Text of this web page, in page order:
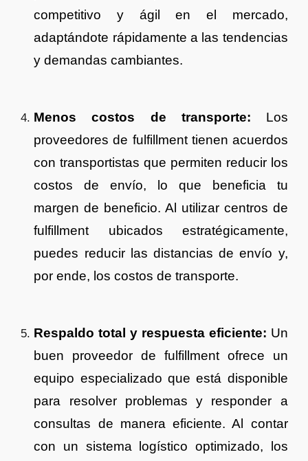
competitivo y ágil en el mercado,
adaptándote rápidamente a las tendencias
y demandas cambiantes.
Menos costos de transporte: Los
proveedores de fulfillment tienen acuerdos
con transportistas que permiten reducir los
costos de envío, lo que beneficia tu
margen de beneficio. Al utilizar centros de
fulfillment ubicados estratégicamente,
puedes reducir las distancias de envío y,
por ende, los costos de transporte.
Respaldo total y respuesta eficiente: Un
buen proveedor de fulfillment ofrece un
equipo especializado que está disponible
para resolver problemas y responder a
consultas de manera eficiente. Al contar
con un sistema logístico optimizado, los